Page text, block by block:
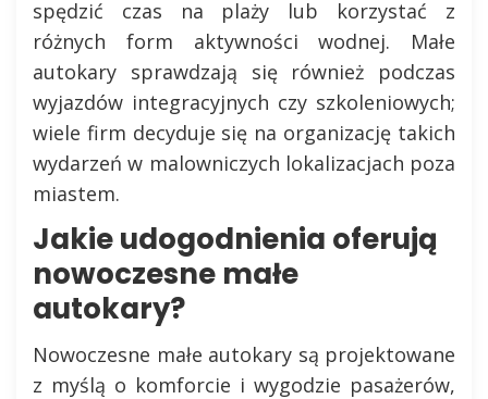
spędzić czas na plaży lub korzystać z
różnych form aktywności wodnej. Małe
autokary sprawdzają się również podczas
wyjazdów integracyjnych czy szkoleniowych;
wiele firm decyduje się na organizację takich
wydarzeń w malowniczych lokalizacjach poza
miastem.
Jakie udogodnienia oferują
nowoczesne małe
autokary?
Nowoczesne małe autokary są projektowane
z myślą o komforcie i wygodzie pasażerów,